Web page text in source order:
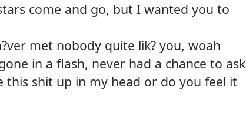
come and go, but I wanted you to
met nobody quite lik? you, woah
in a flash, never had a chance to ask
this shit up in my head or do you feel it